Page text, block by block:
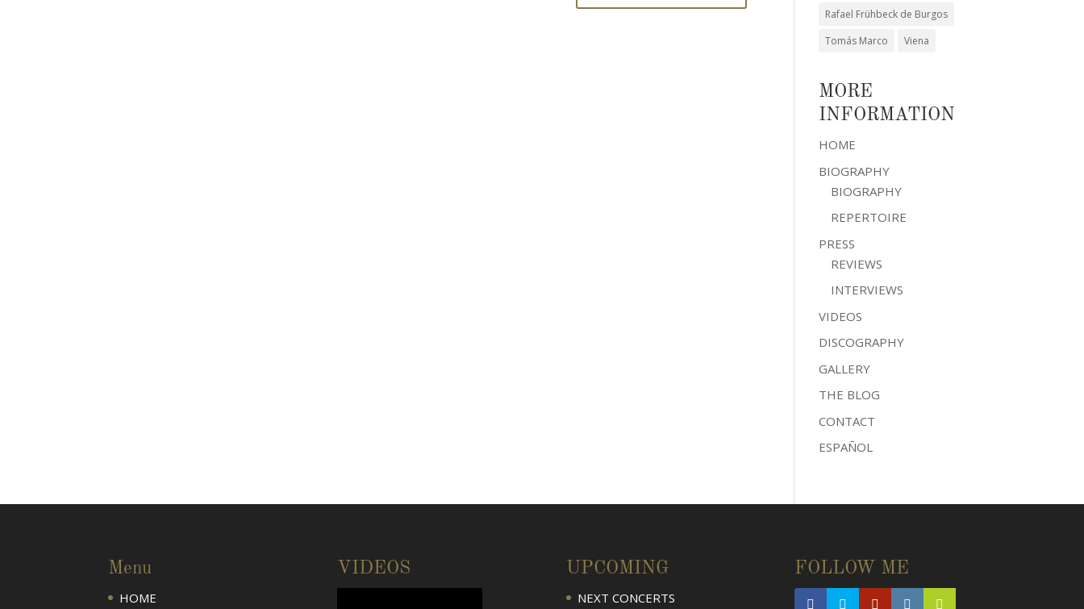
Rafael Frühbeck de Burgos
Tomás Marco
Viena
MORE
INFORMATION
HOME
BIOGRAPHY
BIOGRAPHY
REPERTOIRE
PRESS
REVIEWS
INTERVIEWS
VIDEOS
DISCOGRAPHY
GALLERY
THE BLOG
CONTACT
ESPAÑOL
Menu
HOME
VIDEOS UPCOMING
NEXT CONCERTS
FOLLOW ME
Nos quedan sus maravillosas